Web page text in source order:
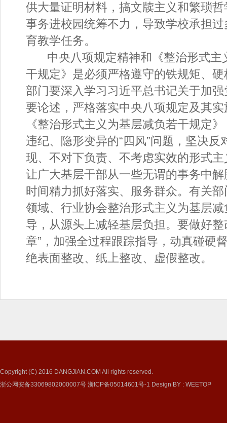
供大量证明材料，搞文牍主义和繁琐
事务进校园统筹不力，导致学校承担
育教学任务。
中央八项规定精神和《整治形式主
干规定》是必须严格遵守的铁规矩、
部门要深入学习习近平总书记关于加
要论述，严格落实中央八项规定及其
《整治形式主义为基层减负若干规定
违纪、隐形变异的“四风”问题，坚决反
现、不对下负责、不考虑实效的形式
让广大基层干部从一些无谓的事务中
时间精力抓好落实、服务群众。有关
领域、行业协会整治形式主义为基层
导，从源头上减轻基层负担。要做好整
章”，加强全过程跟踪指导，动真碰硬
绝表面整改、纸上整改、虚假整改。
Copyright (C) 2016 DANGJIAN.COM All rights reserved.
浙公网安备33069802000007号 浙ICP备05014601号-1 Design BY : WEETOP